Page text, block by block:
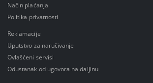
Način plaćanja
Politika privatnosti
Reklamacije
Uputstvo za naručivanje
Ovlašćeni servisi
Odustanak od ugovora na daljinu